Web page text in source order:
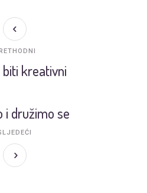
kreativni
i družimo se